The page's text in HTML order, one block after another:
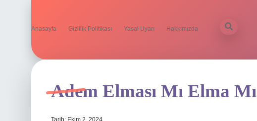
Anasayfa Gizlilik Politikası Yasal Uyarı Hakkımızda
Adem Elması Mı Elma Mı
Tarih: Ekim 2, 2024